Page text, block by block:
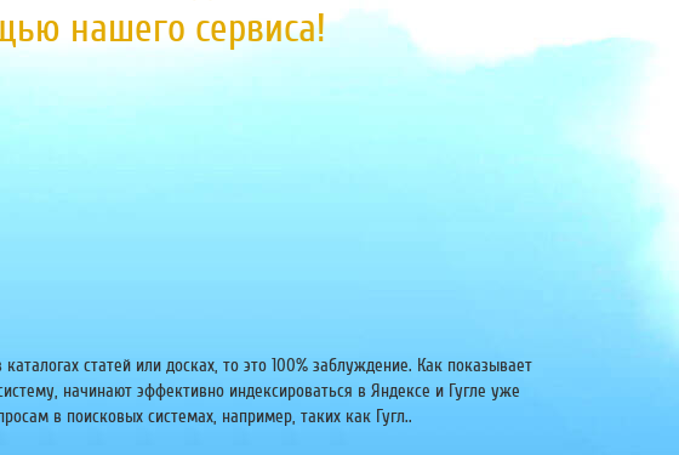
нашего сервиса!
статей или досках, то это 100% заблуждение. Как показывает
начинают эффективно индексироваться в Яндексе и Гугле уже
в поисковых системах, например, таких как Гугл..